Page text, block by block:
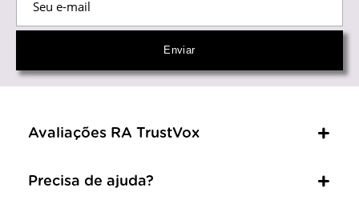
Avaliações RA TrustVox
Precisa de ajuda?